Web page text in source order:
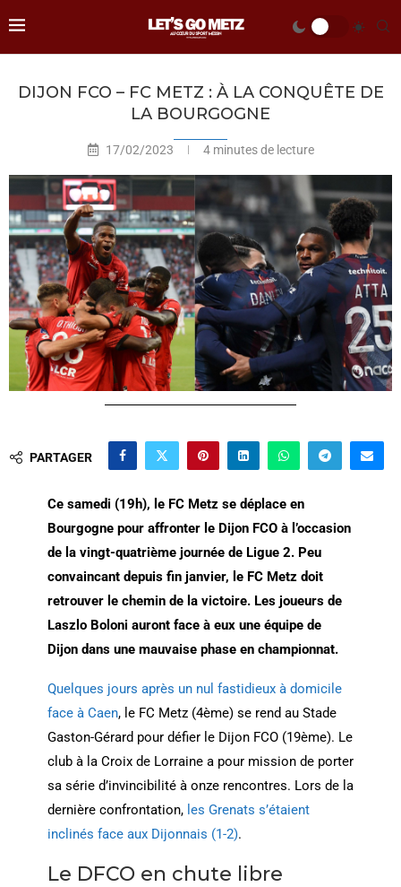
DIJON FCO – FC METZ : À LA CONQUÊTE DE
LA BOURGOGNE
17/02/2023 4 minutes de lecture
PARTAGER
Ce samedi (19h), le FC Metz se déplace en
Bourgogne pour affronter le Dijon FCO à l’occasion
de la vingt-quatrième journée de Ligue 2. Peu
convaincant depuis fin janvier, le FC Metz doit
retrouver le chemin de la victoire. Les joueurs de
Laszlo Boloni auront face à eux une équipe de
Dijon dans une mauvaise phase en championnat.
Quelques jours après un nul fastidieux à domicile
face à Caen, le FC Metz (4ème) se rend au Stade
Gaston-Gérard pour défier le Dijon FCO (19ème). Le
club à la Croix de Lorraine a pour mission de porter
sa série d’invincibilité à onze rencontres. Lors de la
dernière confrontation, les Grenats s’étaient
inclinés face aux Dijonnais (1-2).
Le DFCO en chute libre